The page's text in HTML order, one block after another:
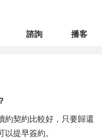
諮詢 播客
約契約比較好，只要歸還
提早簽約。